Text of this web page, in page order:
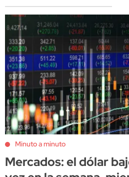
Minuto a minuto
Mercados: el dólar